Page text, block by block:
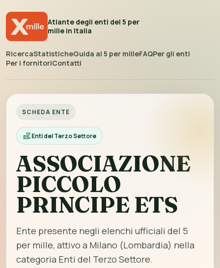
Atlante degli enti del 5 per
mille in Italia
RicercaStatisticheGuida al 5 per milleFAQPer gli enti
Per i fornitoriContatti
SCHEDA ENTE
Enti del Terzo Settore
ASSOCIAZIONE
PICCOLO
PRINCIPE ETS
Ente presente negli elenchi ufficiali del 5
per mille, attivo a Milano (Lombardia) nella
categoria Enti del Terzo Settore.